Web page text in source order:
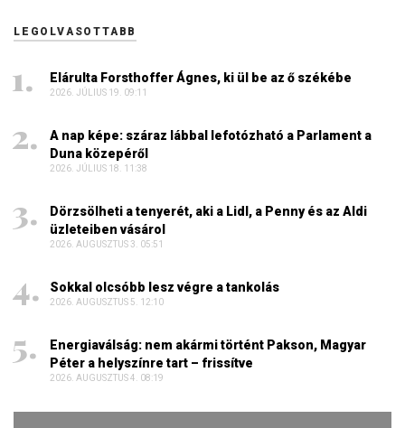
LEGOLVASOTTABB
Elárulta Forsthoffer Ágnes, ki ül be az ő székébe
2026. JÚLIUS 19. 09:11
A nap képe: száraz lábbal lefotózható a Parlament a
Duna közepéről
2026. JÚLIUS 18. 11:38
Dörzsölheti a tenyerét, aki a Lidl, a Penny és az Aldi
üzleteiben vásárol
2026. AUGUSZTUS 3. 05:51
Sokkal olcsóbb lesz végre a tankolás
2026. AUGUSZTUS 5. 12:10
Energiaválság: nem akármi történt Pakson, Magyar
Péter a helyszínre tart – frissítve
2026. AUGUSZTUS 4. 08:19